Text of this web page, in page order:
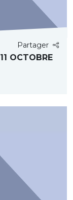
Partager
OCTOBRE